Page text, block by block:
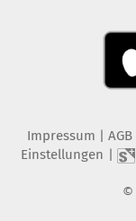
Impressum AGB
Einstellungen
©